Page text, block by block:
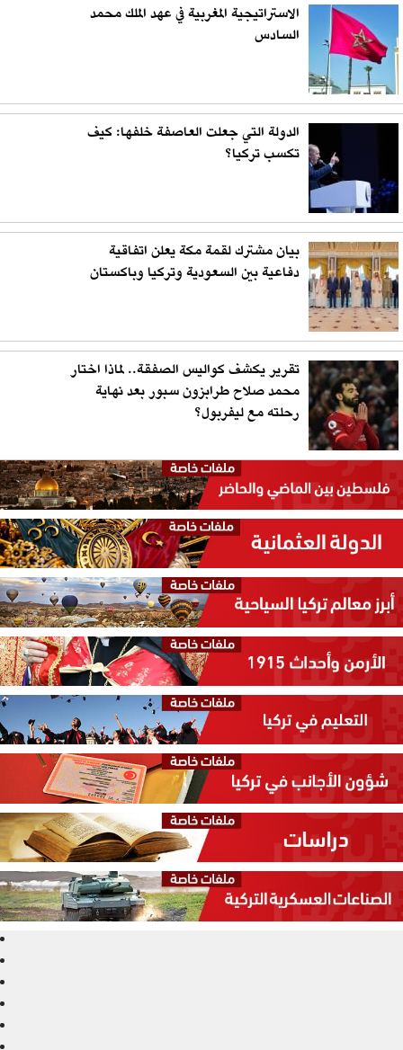
الاستراتيجية المغربية في عهد الملك محمد
السادس
الدولة التي جعلت العاصفة خلفها: كيف
تكسب تركيا؟
بيان مشترك لقمة مكة يعلن اتفاقية
دفاعية بين السعودية وتركيا وباكستان
تقرير يكشف كواليس الصفقة.. لماذا اختار
محمد صلاح طرابزون سبور بعد نهاية
رحلته مع ليفربول؟